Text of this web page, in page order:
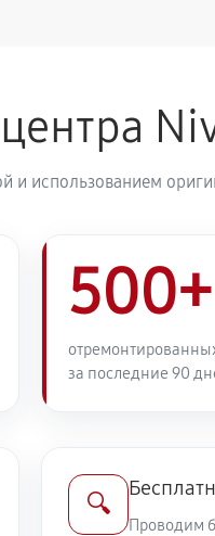
и использованием
500+
за последние 90
🔍
Проводим